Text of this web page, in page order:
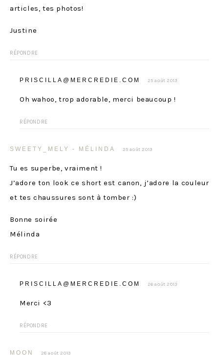
articles, tes photos!
Justine
RÉPONDRE
PRISCILLA@MERCREDIE.COM 25 août 2013
Oh wahoo, trop adorable, merci beaucoup !
RÉPONDRE
SWEETY_MELY - MÉLINDA 25 août 2013
Tu es superbe, vraiment !
J’adore ton look ce short est canon, j’adore la couleur
et tes chaussures sont à tomber :)
Bonne soirée
Mélinda
RÉPONDRE
PRISCILLA@MERCREDIE.COM 26 août 2013
Merci <3
RÉPONDRE
MOON 28 août 2013